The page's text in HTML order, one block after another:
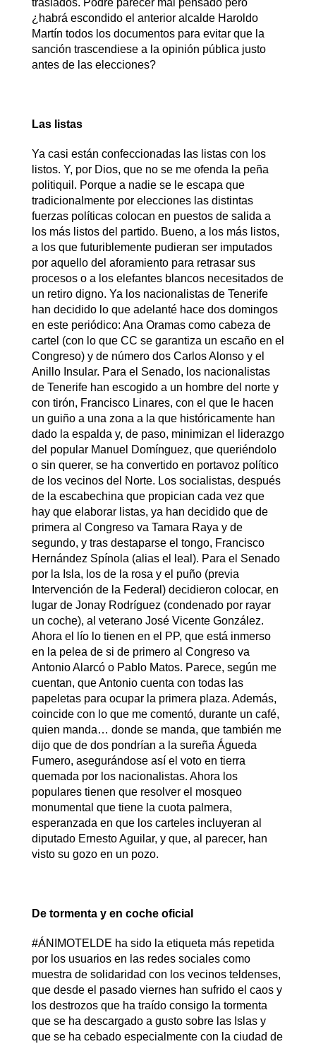
traslados. Podré parecer mal pensado pero
¿habrá escondido el anterior alcalde Haroldo
Martín todos los documentos para evitar que la
sanción trascendiese a la opinión pública justo
antes de las elecciones?
Las listas
Ya casi están confeccionadas las listas con los
listos. Y, por Dios, que no se me ofenda la peña
politiquil. Porque a nadie se le escapa que
tradicionalmente por elecciones las distintas
fuerzas políticas colocan en puestos de salida a
los más listos del partido. Bueno, a los más listos,
a los que futuriblemente pudieran ser imputados
por aquello del aforamiento para retrasar sus
procesos o a los elefantes blancos necesitados de
un retiro digno. Ya los nacionalistas de Tenerife
han decidido lo que adelanté hace dos domingos
en este periódico: Ana Oramas como cabeza de
cartel (con lo que CC se garantiza un escaño en el
Congreso) y de número dos Carlos Alonso y el
Anillo Insular. Para el Senado, los nacionalistas
de Tenerife han escogido a un hombre del norte y
con tirón, Francisco Linares, con el que le hacen
un guiño a una zona a la que históricamente han
dado la espalda y, de paso, minimizan el liderazgo
del popular Manuel Domínguez, que queriéndolo
o sin querer, se ha convertido en portavoz político
de los vecinos del Norte. Los socialistas, después
de la escabechina que propician cada vez que
hay que elaborar listas, ya han decidido que de
primera al Congreso va Tamara Raya y de
segundo, y tras destaparse el tongo, Francisco
Hernández Spínola (alias el leal). Para el Senado
por la Isla, los de la rosa y el puño (previa
Intervención de la Federal) decidieron colocar, en
lugar de Jonay Rodríguez (condenado por rayar
un coche), al veterano José Vicente González.
Ahora el lío lo tienen en el PP, que está inmerso
en la pelea de si de primero al Congreso va
Antonio Alarcó o Pablo Matos. Parece, según me
cuentan, que Antonio cuenta con todas las
papeletas para ocupar la primera plaza. Además,
coincide con lo que me comentó, durante un café,
quien manda… donde se manda, que también me
dijo que de dos pondrían a la sureña Águeda
Fumero, asegurándose así el voto en tierra
quemada por los nacionalistas. Ahora los
populares tienen que resolver el mosqueo
monumental que tiene la cuota palmera,
esperanzada en que los carteles incluyeran al
diputado Ernesto Aguilar, y que, al parecer, han
visto su gozo en un pozo.
De tormenta y en coche oficial
#ÁNIMOTELDE ha sido la etiqueta más repetida
por los usuarios en las redes sociales como
muestra de solidaridad con los vecinos teldenses,
que desde el pasado viernes han sufrido el caos y
los destrozos que ha traído consigo la tormenta
que se ha descargado a gusto sobre las Islas y
que se ha cebado especialmente con la ciudad de